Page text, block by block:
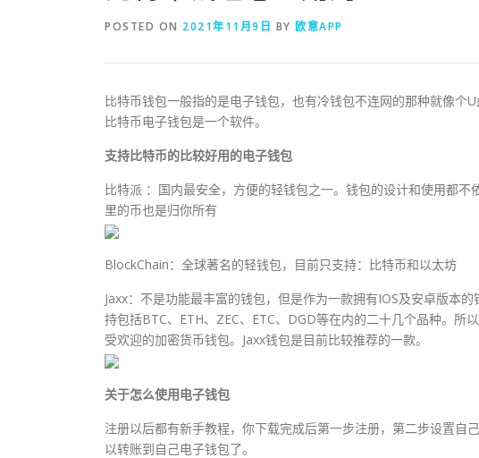
POSTED ON 2021年11月9日 BY 欧意APP
比特币钱包一般指的是电子钱包，也有冷钱包不连网的那种就像个
比特币电子钱包是一个软件。
支持比特币的比较好用的电子钱包
比特派 ：国内最安全，方便的轻钱包之一。钱包的设计和使用都
里的币也是归你所有
BlockChain：全球著名的轻钱包，目前只支持：比特币和以太坊
Jaxx：不是功能最丰富的钱包，但是作为一款拥有IOS及安卓版本
持包括BTC、ETH、ZEC、ETC、DGD等在内的二十几个品种。所
受欢迎的加密货币钱包。Jaxx钱包是目前比较推荐的一款。
关于怎么使用电子钱包
注册以后都有新手教程，你下载完成后第一步注册，第二步设置自
以转账到自己电子钱包了。